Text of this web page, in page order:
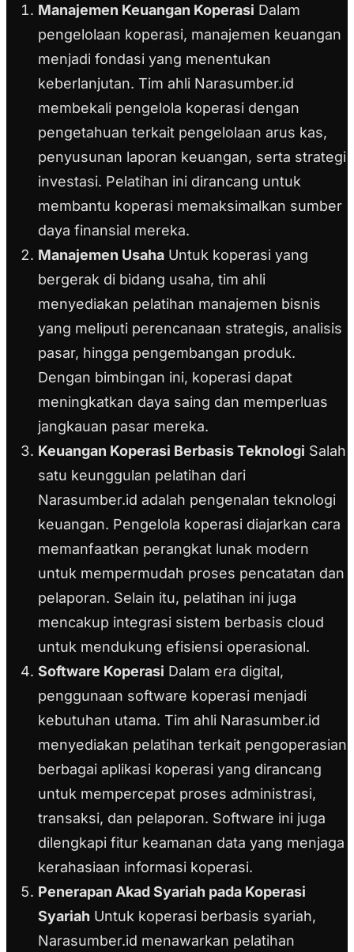
Manajemen Keuangan Koperasi Dalam
pengelolaan koperasi, manajemen keuangan
menjadi fondasi yang menentukan
keberlanjutan. Tim ahli Narasumber.id
membekali pengelola koperasi dengan
pengetahuan terkait pengelolaan arus kas,
penyusunan laporan keuangan, serta strategi
investasi. Pelatihan ini dirancang untuk
membantu koperasi memaksimalkan sumber
daya finansial mereka.
Manajemen Usaha Untuk koperasi yang
bergerak di bidang usaha, tim ahli
menyediakan pelatihan manajemen bisnis
yang meliputi perencanaan strategis, analisis
pasar, hingga pengembangan produk.
Dengan bimbingan ini, koperasi dapat
meningkatkan daya saing dan memperluas
jangkauan pasar mereka.
Keuangan Koperasi Berbasis Teknologi Salah
satu keunggulan pelatihan dari
Narasumber.id adalah pengenalan teknologi
keuangan. Pengelola koperasi diajarkan cara
memanfaatkan perangkat lunak modern
untuk mempermudah proses pencatatan dan
pelaporan. Selain itu, pelatihan ini juga
mencakup integrasi sistem berbasis cloud
untuk mendukung efisiensi operasional.
Software Koperasi Dalam era digital,
penggunaan software koperasi menjadi
kebutuhan utama. Tim ahli Narasumber.id
menyediakan pelatihan terkait pengoperasian
berbagai aplikasi koperasi yang dirancang
untuk mempercepat proses administrasi,
transaksi, dan pelaporan. Software ini juga
dilengkapi fitur keamanan data yang menjaga
kerahasiaan informasi koperasi.
Penerapan Akad Syariah pada Koperasi
Syariah Untuk koperasi berbasis syariah,
Narasumber.id menawarkan pelatihan